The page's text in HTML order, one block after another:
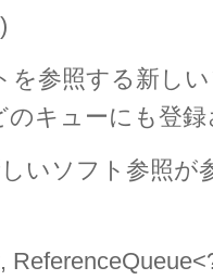
を参照する新し
のキューにも登
いソフト参照が